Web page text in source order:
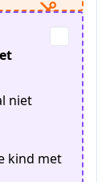
niet
kind met